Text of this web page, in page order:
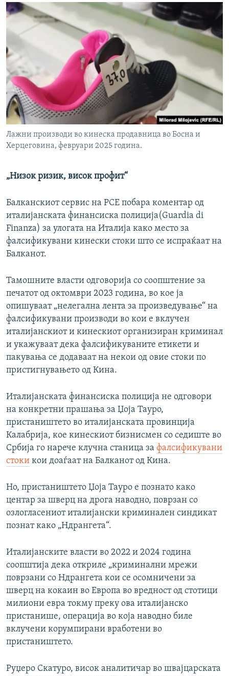
Лажни производи во кинеска продавница во Босна и
Херцеговина, февруари 2025 година.
„Низок ризик, висок профит“
Балканскиот сервис на РСЕ побара коментар од
италијанската финансиска полиција(Guardia di
Finanza) за улогата на Италија како место за
фалсификувани кинески стоки што се испраќаат на
Балканот.
Тамошните власти одговорија со соопштение за
печатот од октомври 2023 година, во кое ја
опишуваат „нелегална лента за произведување“ на
фалсификувани производи во кои е вклучен
италијанскиот и кинескиот организиран криминал
и укажуваат дека фалсификуваните етикети и
пакувања се додаваат на некои од овие стоки по
пристигнувањето од Кина.
Италијанската финансиска полиција не одговори
на конкретни прашања за Џоја Тауро,
пристаништето во италијанската провинција
Калабрија, кое кинескиот бизнисмен со седиште во
Србија го нарече клучна станица за фалсификувани
стоки кои доаѓаат на Балканот од Кина.
Но, пристаништето Џоја Тауро е познато како
центар за шверц на дрога наводно, поврзан со
озлогласениот италијански криминален синдикат
познат како „Ндрангета“.
Италијанските власти во 2022 и 2024 година
соопштија дека откриле „криминални мрежи
поврзани со Ндрангета кои се осомничени за
шверц на кокаин во Европа во вредност од стотици
милиони евра токму преку ова италијанско
пристанише, операција во која наводно биле
вклучени корумпирани вработени во
пристаништето.
Руџеро Скатуро, висок аналитичар во швајцарската